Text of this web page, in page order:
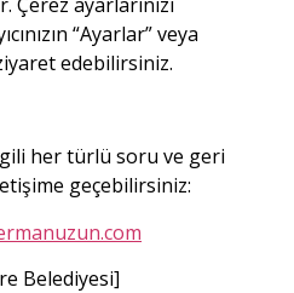
Çerez ayarlarınızı
“Ayarlar” veya
edebilirsiniz.
her türlü soru ve geri
geçebilirsiniz:
Belediyesi]